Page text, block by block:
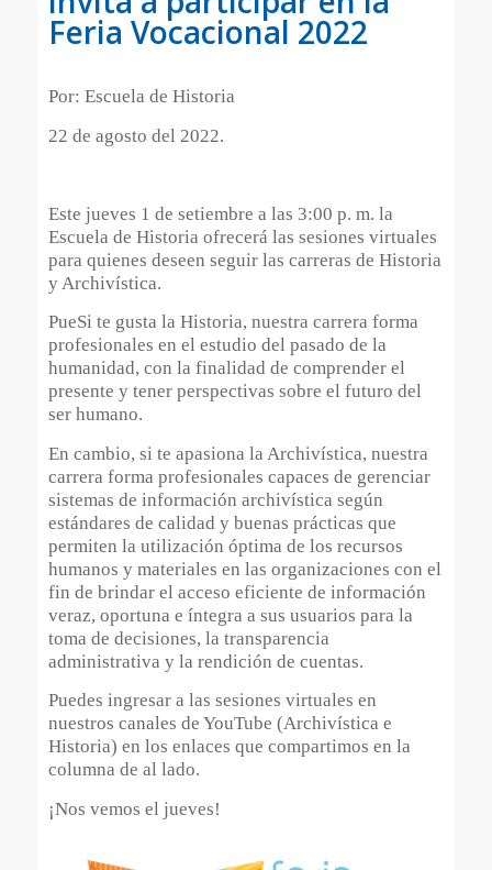
Feria Vocacional 2022
Por: Escuela de Historia
22 de agosto del 2022.
Este jueves 1 de setiembre a las 3:00 p. m. la
Escuela de Historia ofrecerá las sesiones virtuales
para quienes deseen seguir las carreras de Historia
y Archivística.
PueSi te gusta la Historia, nuestra carrera forma
profesionales en el estudio del pasado de la
humanidad, con la finalidad de comprender el
presente y tener perspectivas sobre el futuro del
ser humano.
En cambio, si te apasiona la Archivística, nuestra
carrera forma profesionales capaces de gerenciar
sistemas de información archivística según
estándares de calidad y buenas prácticas que
permiten la utilización óptima de los recursos
humanos y materiales en las organizaciones con el
fin de brindar el acceso eficiente de información
veraz, oportuna e íntegra a sus usuarios para la
toma de decisiones, la transparencia
administrativa y la rendición de cuentas.
Puedes ingresar a las sesiones virtuales en
nuestros canales de YouTube (Archivística e
Historia) en los enlaces que compartimos en la
columna de al lado.
¡Nos vemos el jueves!